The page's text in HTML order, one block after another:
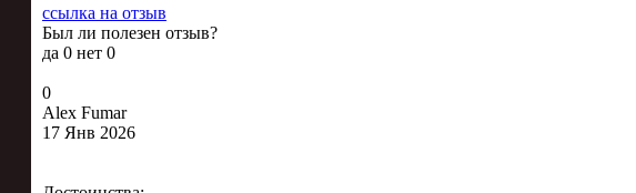
ссылка на отзыв
Был ли полезен отзыв?
да 0 нет 0
0
Alex Fumar
17 Янв 2026